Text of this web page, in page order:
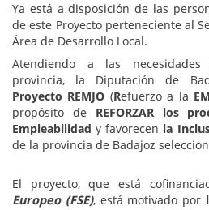
Ya está a disposición de las
de este Proyecto perteneciente al
Área de Desarrollo Local.
Atendiendo a las necesidades
provincia, la Diputación de
Proyecto REMJO (Refuerzo a la EM
propósito de REFORZAR los
Empleabilidad y favorecen la
de la provincia de Badajoz
El proyecto, que está
Europeo (FSE), está motivado por